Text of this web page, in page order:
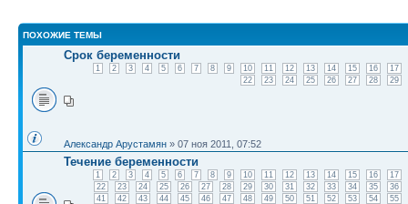
ПОХОЖИЕ ТЕМЫ
Срок беременности
1 2 3 4 5 6 7 8 9 10 11 12 13 14 15 16
17
22
23 24 25 26 27 28 29
Александр Арустамян » 07 ноя 2011, 07:52
Течение беременности
1 2 3 4 5 6 7 8 9 10 11 12 13 14 15 16
17
22
23 24 25 26 27 28 29 30 31 32 33 34 35
36
41
42 43 44 45 46 47 48 49 50 51 52 53 54 55